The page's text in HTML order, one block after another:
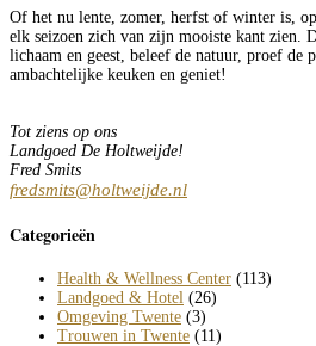
Of het nu lente, zomer, herfst of winter is,
elk seizoen zich van zijn mooiste kant zien.
lichaam en geest, beleef de natuur, proef de
ambachtelijke keuken en geniet!
Tot ziens op ons
Landgoed De Holtweijde!
Fred Smits
fredsmits@holtweijde.nl
Categorieën
Health & Wellness Center (113)
Landgoed & Hotel (26)
Omgeving Twente (3)
Trouwen in Twente (11)